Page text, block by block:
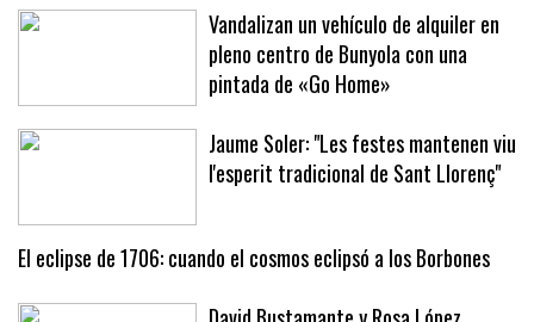
problema hidráulico
Vandalizan un vehículo de alquiler en
pleno centro de Bunyola con una
pintada de «Go Home»
Jaume Soler: "Les festes mantenen viu
El eclipse de 1706: cuando el cosmos eclipsó a los Borbones